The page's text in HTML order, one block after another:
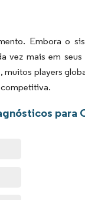
Embora o
vez mais em
players
competitiva.
para